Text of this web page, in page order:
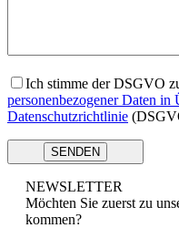
Ich stimme der DSGVO
personenbezogener Daten
Datenschutzrichtlinie
NEWSLETTER
Möchten Sie zuerst zu
kommen?